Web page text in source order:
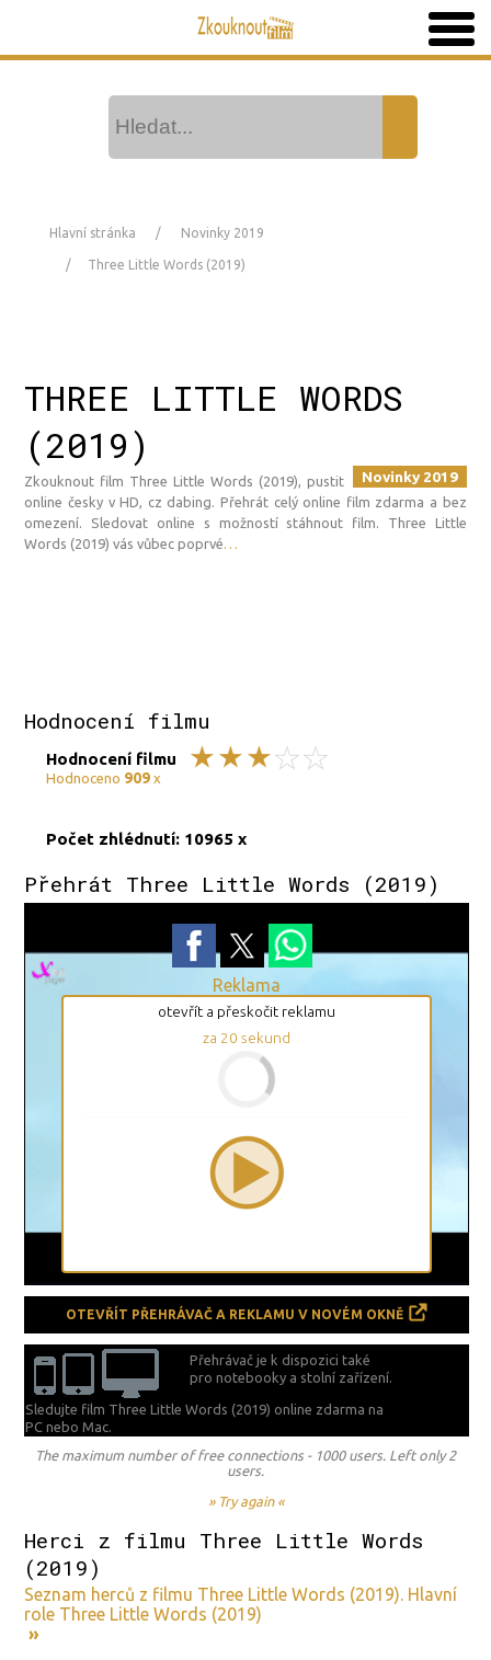
Hlavní stránka Novinky 2019
Three Little Words (2019)
THREE LITTLE WORDS
(2019)
Novinky 2019
Zkouknout film Three Little Words (2019), pustit
online česky v HD, cz dabing. Přehrát celý online film zdarma a bez
omezení. Sledovat online s možností stáhnout film. Three Little
Words (2019) vás vůbec poprvé
Hodnocení filmu
Hodnocení filmu
Hodnoceno 909x
Počet zhlédnutí: 10965 x
Přehrát Three Little Words (2019)
Reklama
otevřít a přeskočit reklamu
za 19 sekund
OTEVŘÍT PŘEHRÁVAČ A REKLAMU V NOVÉM OKNĚ
Přehrávač je k dispozici také
pro notebooky a stolní zařízení.
Sledujte film Three Little Words (2019) online zdarma na
PC nebo Mac.
The maximum number of free connections - 1000 users. Left only 2
users.
» Try again «
Herci z filmu Three Little Words
(2019)
Seznam herců z filmu Three Little Words (2019). Hlavní
role Three Little Words (2019)
»